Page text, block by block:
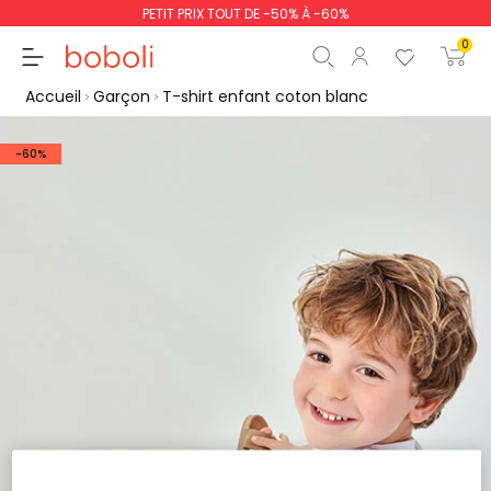
PETIT PRIX TOUT DE -50% À -60%
0
0,00 €
Commencer la
Accueil Garçon T-shirt enfant coton blanc
-60%